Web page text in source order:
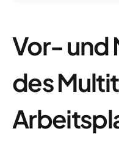
Vor- und
des